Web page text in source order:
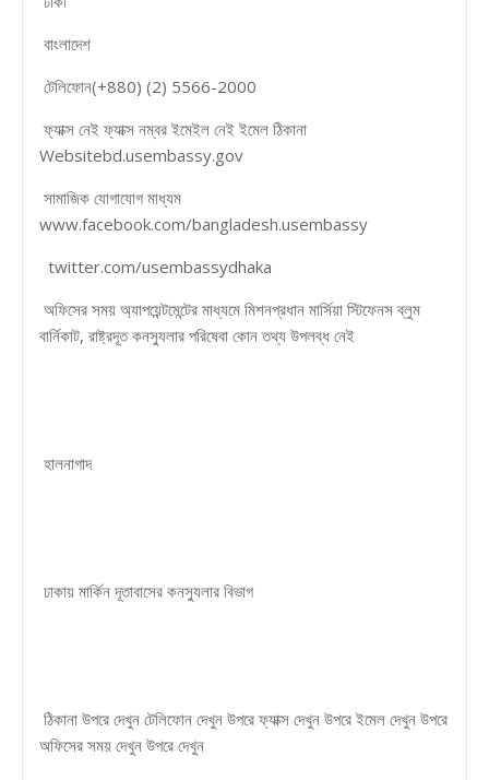
বাংলাদেশ
টেলিফোন(+880) (2) 5566-2000
ফ্যাক্স নেই ফ্যাক্স নম্বর ইমেইল নেই ইমেল ঠিকানা
Websitebd.usembassy.gov
সামাজিক যোগাযোগ মাধ্যম
www.facebook.com/bangladesh.usembassy
twitter.com/usembassydhaka
অফিসের সময় অ্যাপয়েন্টমেন্টের মাধ্যমে মিশনপ্রধান মার্সিয়া স্টিফেনস ব্লুম
বার্নিকাট, রাষ্ট্রদূত কনস্যুলার পরিষেবা কোন তথ্য উপলব্ধ নেই
হালনাগাদ
ঢাকায় মার্কিন দূতাবাসের কনস্যুলার বিভাগ
ঠিকানা উপরে দেখুন টেলিফোন দেখুন উপরে ফ্যাক্স দেখুন উপরে ইমেল দেখুন উপরে
অফিসের সময় দেখুন উপরে দেখুন